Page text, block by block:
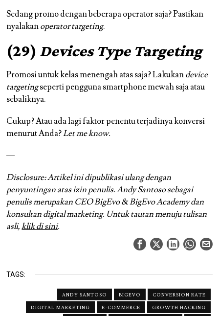
Sedang promo dengan beberapa operator saja? Pastikan
nyalakanoperator targeting.
(29) Devices Type Targeting
Promosi untuk kelas menengah atas saja? Lakukandevice
targetingseperti pengguna smartphone mewah saja atau
sebaliknya.
Cukup? Atau ada lagi faktor penentu terjadinya konversi
menurut Anda?Let me know.
—
Disclosure: Artikel ini dipublikasi ulang dengan
penyuntingan atas izin penulis. Andy Santoso sebagai
penulis merupakan CEO BigEvo & BigEvo Academy dan
konsultan digital marketing. Untuk tautan menuju tulisan
asli,klik di sini.
TAGS:
ANDY SANTOSO BIGEVO
CONVERSION RATE
DIGITAL MARKETING
E-COMMERCE
GROWTH HACKING